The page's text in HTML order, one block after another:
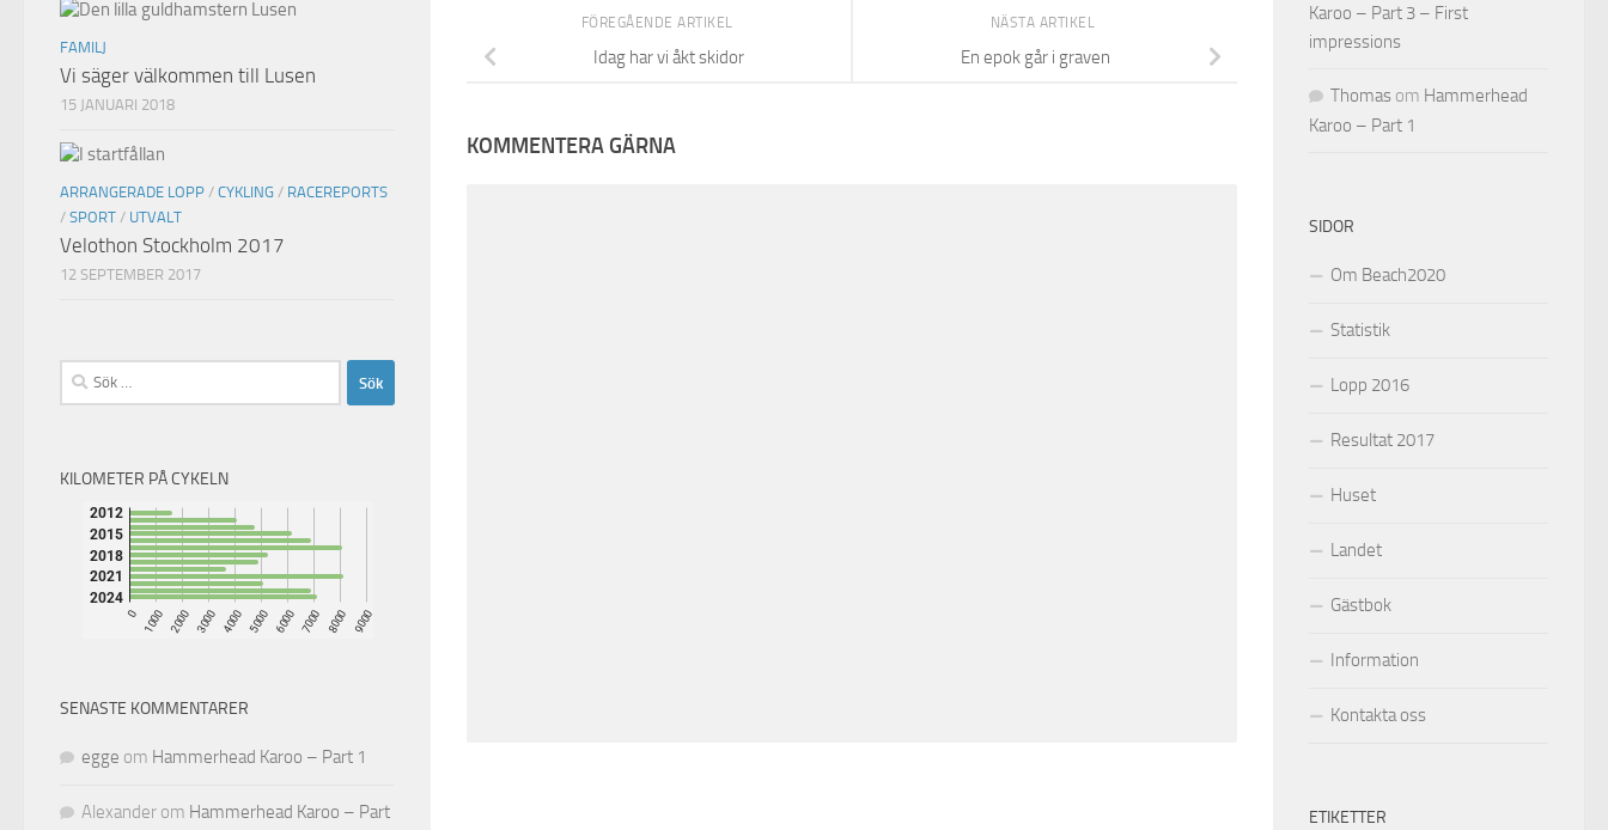
NÄSTA ARTIKEL
En epok går i graven
FÖREGÅENDE ARTIKEL
Idag har vi åkt skidor
KOMMENTERA GÄRNA
FAMILJ
Vi säger välkommen till Lusen
15 JANUARI 2018
ARRANGERADE LOPP / CYKLING / RACEREPORTS
/ SPORT / UTVALT
Velothon Stockholm 2017
12 SEPTEMBER 2017
Sök
efter:
KILOMETER PÅ CYKELN
SENASTE KOMMENTARER
egge om Hammerhead Karoo – Part 1
Alexander om Hammerhead Karoo – Part
Karoo – Part 3 – First
impressions
Thomas om Hammerhead
Karoo – Part 1
SIDOR
Om Beach2020
Statistik
Lopp 2016
Resultat 2017
Huset
Landet
Gästbok
Information
Kontakta oss
ETIKETTER